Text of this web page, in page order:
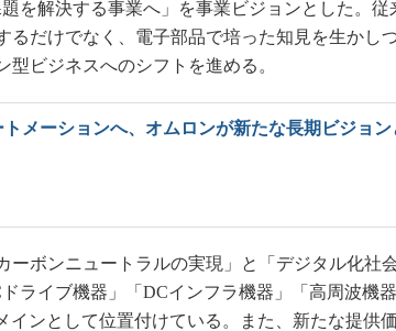
海外生産
グローバル設計・開発
新型コロナへの対応
を解決する事業へ」を事業ビジョンとした。従
るだけでなく、電子部品で培った知見を生かし
ビジネスへのシフトを進める。
トメーションへ、オムロンが新たな長期ビジョン
ボンニュートラルの実現」と「デジタル化社
ライブ機器」「DCインフラ機器」「高周波機器
インとして位置付けている。また、新たな提供